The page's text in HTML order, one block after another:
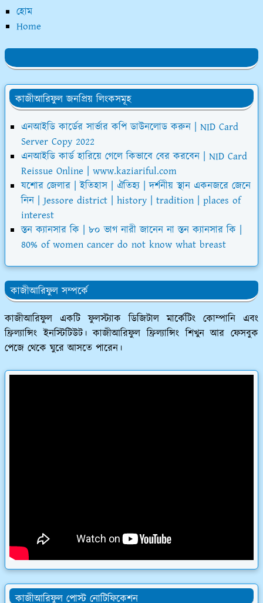
হোম
Home
কাজীআরিফুল জনপ্রিয় লিংকসমূহ
এনআইডি কার্ডের সার্ভার কপি ডাউনলোড করুন | NID Card
Server Copy 2022
এনআইডি কার্ড হারিয়ে গেলে কিভাবে বের করবেন | NID Card
Reissue Online | www.kaziariful.com
যশোর জেলার | ইতিহাস | ঐতিহ্য | দর্শনীয় স্থান একনজরে জেনে
নিন | Jessore district | history | tradition | places of
interest
স্তন ক্যানসার কি | ৮০ ভাগ নারী জানেন না স্তন ক্যানসার কি |
80% of women cancer do not know what breast
কাজীআরিফুল সম্পর্কে
কাজীআরিফুল একটি ফুলস্ট্যাক ডিজিটাল মার্কেটিং কোম্পানি এবং
ফ্রিল্যান্সিং ইনস্টিটিউট। কাজীআরিফুল ফ্রিল্যান্সিং শিখুন আর ফেসবুক
পেজে থেকে ঘুরে আসতে পারেন।
কাজীআরিফুল পোস্ট নোটিফিকেশন